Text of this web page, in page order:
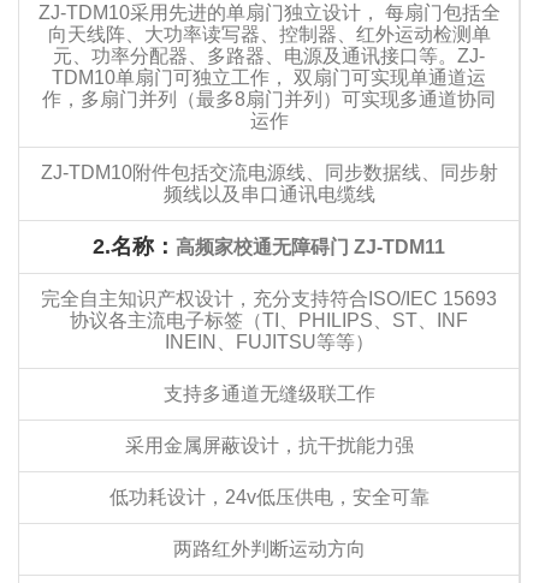
ZJ-TDM10采用先进的单扇门独立设计， 每扇门包括全
向天线阵、大功率读写器、控制器、红外运动检测单
元、功率分配器、多路器、电源及通讯接口等。ZJ-
TDM10单扇门可独立工作， 双扇门可实现单通道运
作，多扇门并列（最多8扇门并列）可实现多通道协同
运作
ZJ-TDM10附件包括交流电源线、同步数据线、同步射
频线以及串口通讯电缆线
2.名称： 高频家校通无障碍门 ZJ-TDM11
完全自主知识产权设计，充分支持符合ISO/IEC 15693
协议各主流电子标签（TI、PHILIPS、ST、INF
INEIN、FUJITSU等等）
支持多通道无缝级联工作
采用金属屏蔽设计，抗干扰能力强
低功耗设计，24v低压供电，安全可靠
两路红外判断运动方向